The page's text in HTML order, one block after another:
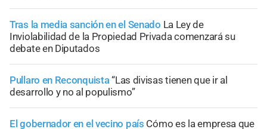
Tras la media sanción en el Senado La Ley de
Inviolabilidad de la Propiedad Privada comenzará su
debate en Diputados
Pullaro en Reconquista“Las divisas tienen que ir al
desarrollo y no al populismo”
El gobernador en el vecino país Cómo es la empresa que